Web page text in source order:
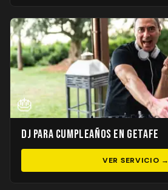
🎂
DJ para Cumpleaños en Getafe
VER SERVICIO →